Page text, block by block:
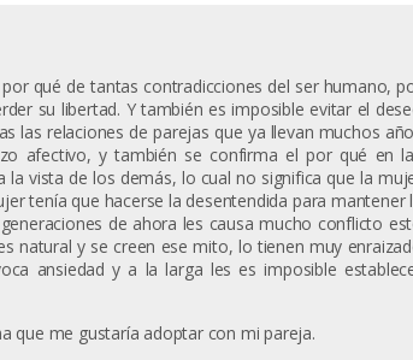
qué de tantas contradicciones del ser humano,
su libertad. Y también es imposible evitar el
las relaciones de parejas que ya llevan muchos
afectivo, y también se confirma el por qué en
vista de los demás, lo cual no significa que la
tenía que hacerse la desentendida para mantener
de ahora les causa mucho conflicto
natural y se creen ese mito, lo tienen muy
ansiedad y a la larga les es imposible
que me gustaría adoptar con mi pareja.